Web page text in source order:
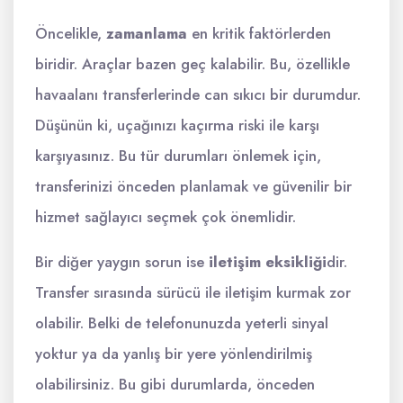
Öncelikle, zamanlama en kritik faktörlerden
biridir. Araçlar bazen geç kalabilir. Bu, özellikle
havaalanı transferlerinde can sıkıcı bir durumdur.
Düşünün ki, uçağınızı kaçırma riski ile karşı
karşıyasınız. Bu tür durumları önlemek için,
transferinizi önceden planlamak ve güvenilir bir
hizmet sağlayıcı seçmek çok önemlidir.
Bir diğer yaygın sorun ise iletişim eksikliğidir.
Transfer sırasında sürücü ile iletişim kurmak zor
olabilir. Belki de telefonunuzda yeterli sinyal
yoktur ya da yanlış bir yere yönlendirilmiş
olabilirsiniz. Bu gibi durumlarda, önceden